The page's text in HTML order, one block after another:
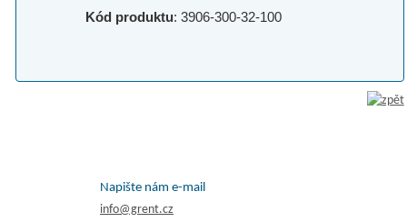
Kód produktu: 3906-300-32-100
Napište nám e-mail
info@grent.cz